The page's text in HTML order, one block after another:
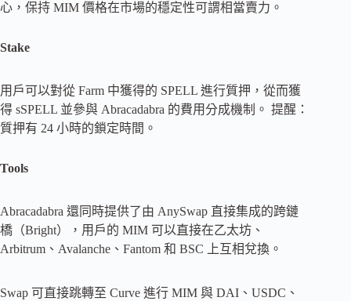
心，保持 MIM 價格在市場的穩定性可謂相當賣力。
Stake
用戶可以對從 Farm 中獲得的 SPELL 進行質押，從而獲
得 sSPELL 並參與 Abracadabra 的費用分成機制。 提醒：
質押有 24 小時的鎖定時間。
Tools
Abracadabra 還同時提供了由 AnySwap 直接集成的跨鏈
橋（Bright），用戶的 MIM 可以直接在乙太坊、
Arbitrum、Avalanche、Fantom 和 BSC 上互相兌換。
Swap 可直接跳轉至 Curve 進行 MIM 與 DAI、USDC、